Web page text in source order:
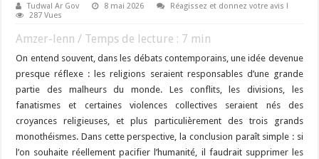
Tudwal Ar Gov 8 mai 2026
Réagissez et donnez votre avis !
287 Vues
Amzer-lenn / Temps de lecture : 7 min
On entend souvent, dans les débats contemporains, une idée devenue
presque réflexe : les religions seraient responsables d’une grande
partie des malheurs du monde. Les conflits, les divisions, les
fanatismes et certaines violences collectives seraient nés des
croyances religieuses, et plus particulièrement des trois grands
monothéismes. Dans cette perspective, la conclusion paraît simple : si
l’on souhaite réellement pacifier l’humanité, il faudrait supprimer les